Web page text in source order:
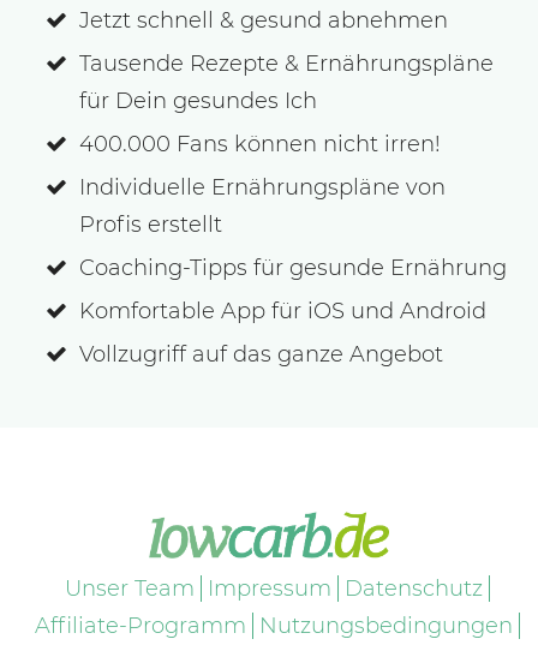
Jetzt schnell & gesund abnehmen
Tausende Rezepte & Ernährungspläne
für Dein gesundes Ich
400.000 Fans können nicht irren!
Individuelle Ernährungspläne von
Profis erstellt
Coaching-Tipps für gesunde Ernährung
Komfortable App für iOS und Android
Vollzugriff auf das ganze Angebot
Unser Team Impressum
Datenschutz
Affiliate-Programm
Nutzungsbedingungen